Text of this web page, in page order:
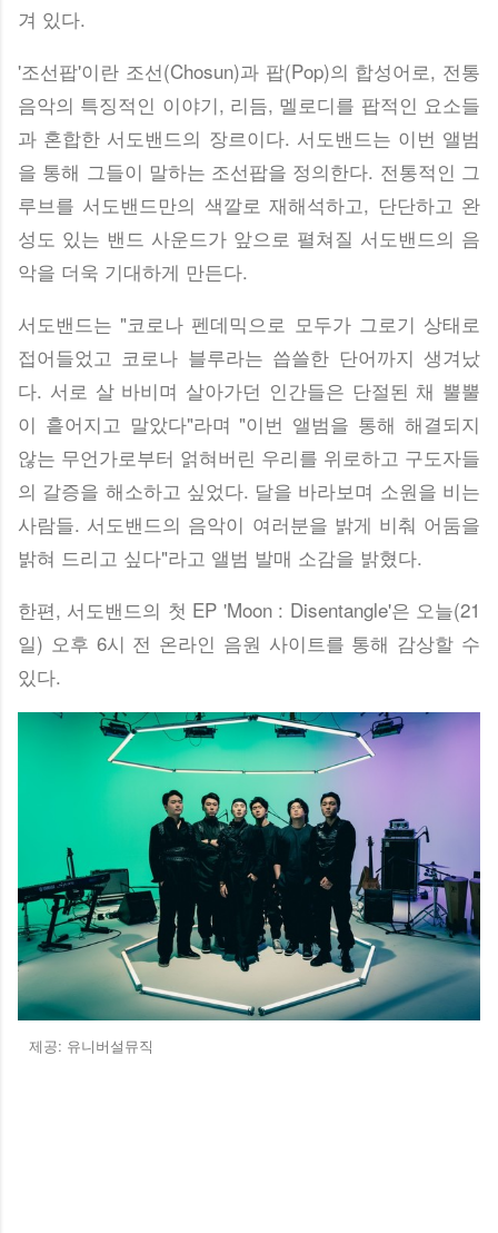
겨 있다.
'조선팝'이란 조선(Chosun)과 팝(Pop)의 합성어로, 전통
음악의 특징적인 이야기, 리듬, 멜로디를 팝적인 요소들
과 혼합한 서도밴드의 장르이다. 서도밴드는 이번 앨범
을 통해 그들이 말하는 조선팝을 정의한다. 전통적인 그
루브를 서도밴드만의 색깔로 재해석하고, 단단하고 완
성도 있는 밴드 사운드가 앞으로 펼쳐질 서도밴드의 음
악을 더욱 기대하게 만든다.
서도밴드는 "코로나 펜데믹으로 모두가 그로기 상태로
접어들었고 코로나 블루라는 씁쓸한 단어까지 생겨났
다. 서로 살 바비며 살아가던 인간들은 단절된 채 뿔뿔
이 흩어지고 말았다"라며 "이번 앨범을 통해 해결되지
않는 무언가로부터 얽혀버린 우리를 위로하고 구도자들
의 갈증을 해소하고 싶었다. 달을 바라보며 소원을 비는
사람들. 서도밴드의 음악이 여러분을 밝게 비춰 어둠을
밝혀 드리고 싶다"라고 앨범 발매 소감을 밝혔다.
한편, 서도밴드의 첫 EP 'Moon : Disentangle'은 오늘(21
일) 오후 6시 전 온라인 음원 사이트를 통해 감상할 수
있다.
제공: 유니버설뮤직